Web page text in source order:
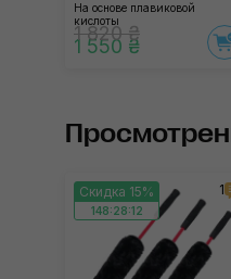
На основе плавиковой
кислоты
1 820 ₴
1 550 ₴
Скидка 15%
148:28:11
1